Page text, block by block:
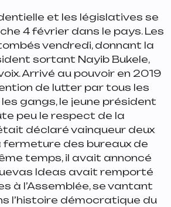
et les législatives se
4 février dans le pays. Les
vendredi, donnant la
sortant Nayib Bukele,
Arrivé au pouvoir en 2019
de lutter par tous les
gangs, le jeune président
peu le respect de la
déclaré vainqueur deux
fermeture des bureaux de
temps, il avait annoncé
Ideas avait remporté
à l’Assemblée, se vantant
l’histoire démocratique du